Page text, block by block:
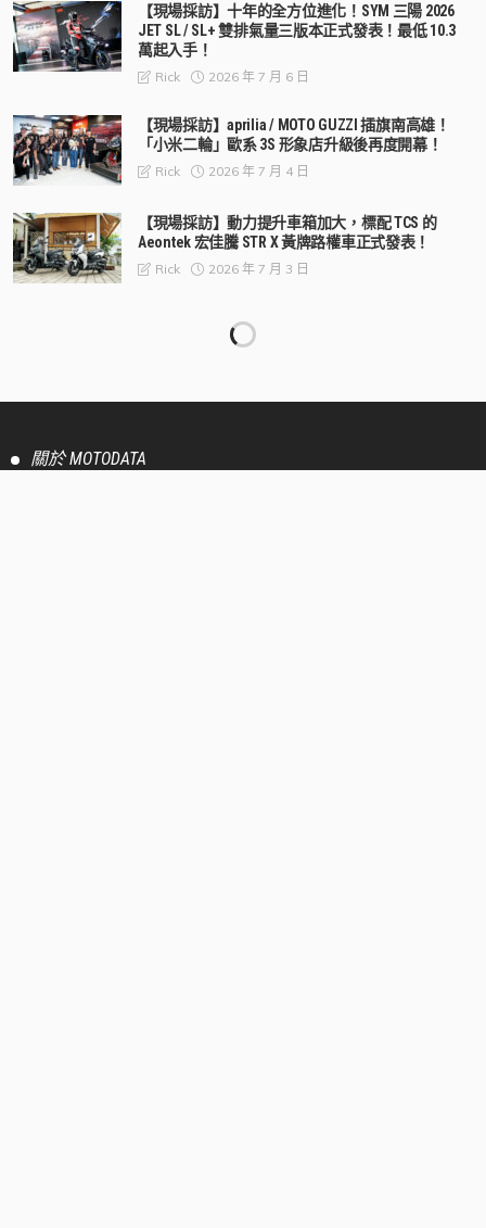
【現場採訪】十年的全方位進化！SYM 三陽 2026
JET SL / SL+ 雙排氣量三版本正式發表！最低 10.3
萬起入手！
Rick 2026 年 7 月 6 日
【現場採訪】aprilia / MOTO GUZZI 插旗南高雄！
「小米二輪」歐系 3S 形象店升級後再度開幕！
Rick 2026 年 7 月 4 日
【現場採訪】動力提升車箱加大，標配 TCS 的
Aeontek 宏佳騰 STR X 黃牌路權車正式發表！
Rick 2026 年 7 月 3 日
【現場採訪】配備 ERC 自動離合器的 BMW Motorrad
F 450 GS 第一手到港開箱！提前為 2026 重機展暖
Duke 125 競能電驅 Z.R.S.G. 3.0 道路試駕